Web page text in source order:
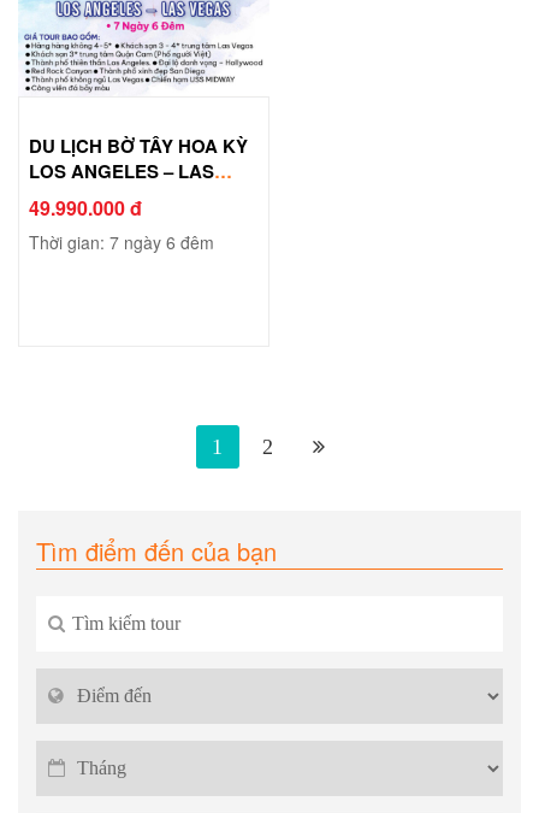
DU LỊCH BỜ TÂY HOA KỲ
LOS ANGELES – LAS
VEGAS
49.990.000 đ
Thời gian: 7 ngày 6 đêm
1 2
Tìm điểm đến của bạn